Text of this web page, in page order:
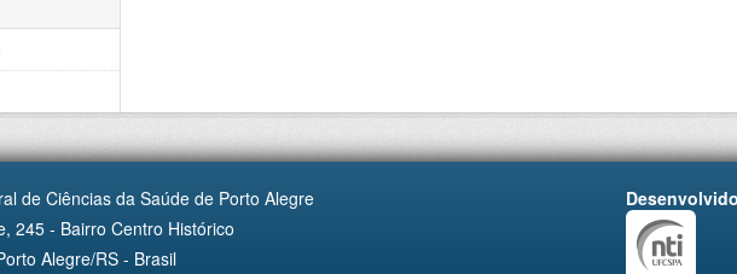
de Ciências da Saúde de Porto Alegre
245 - Bairro Centro Histórico
Alegre/RS - Brasil